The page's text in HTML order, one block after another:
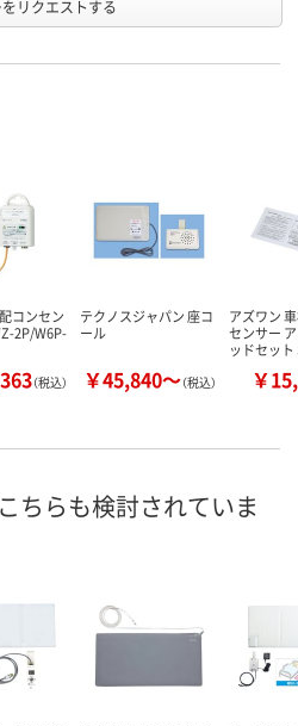
リクエストする
コンセン
2P/W6P-
（税込）
テクノスジャパン 座コ
ール
￥45,840～（税込）
アズワン
センサー
ッドセッ
￥
ちらも検討されていま